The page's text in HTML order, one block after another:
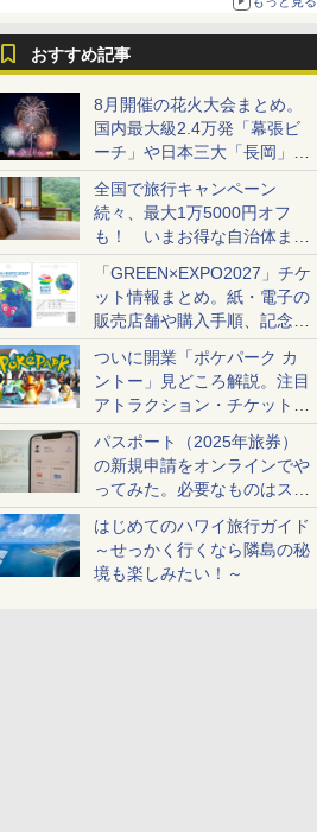
おすすめ記事
8月開催の花火大会まとめ。
国内最大級2.4万発「幕張ビ
ーチ」や日本三大「長岡」な
ど大型イベント目白押し！
全国で旅行キャンペーン
続々、最大1万5000円オフ
も！ いまお得な自治体まと
め
「GREEN×EXPO2027」チケ
ット情報まとめ。紙・電子の
販売店舗や購入手順、記念チ
ケットも解説
ついに開業「ポケパーク カ
ントー」見どころ解説。注目
アトラクション・チケット手
配・来場前に必要な準備は？
パスポート（2025年旅券）
の新規申請をオンラインでや
ってみた。必要なものはスマ
ホとマイナカードのみ
はじめてのハワイ旅行ガイド
～せっかく行くなら隣島の秘
境も楽しみたい！～